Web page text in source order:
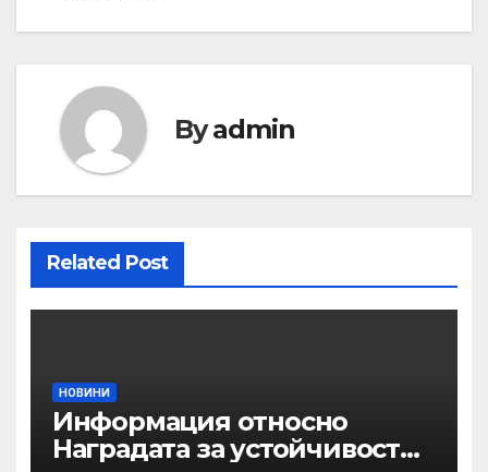
Byadmin
Related Post
НОВИНИ
Информация относно
Наградата за устойчивост